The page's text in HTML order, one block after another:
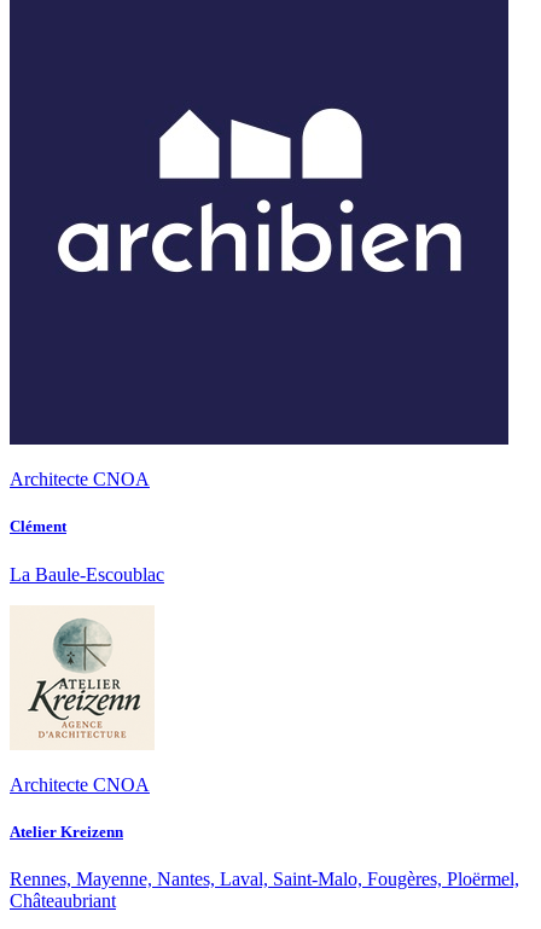
Architecte CNOA
Clément
La Baule-Escoublac
Architecte CNOA
Atelier Kreizenn
Rennes, Mayenne, Nantes, Laval, Saint-Malo, Fougères, Ploërmel,
Châteaubriant